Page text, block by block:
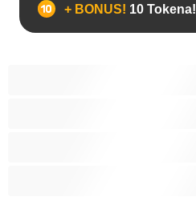
+ BONUS! 10 Tokena!